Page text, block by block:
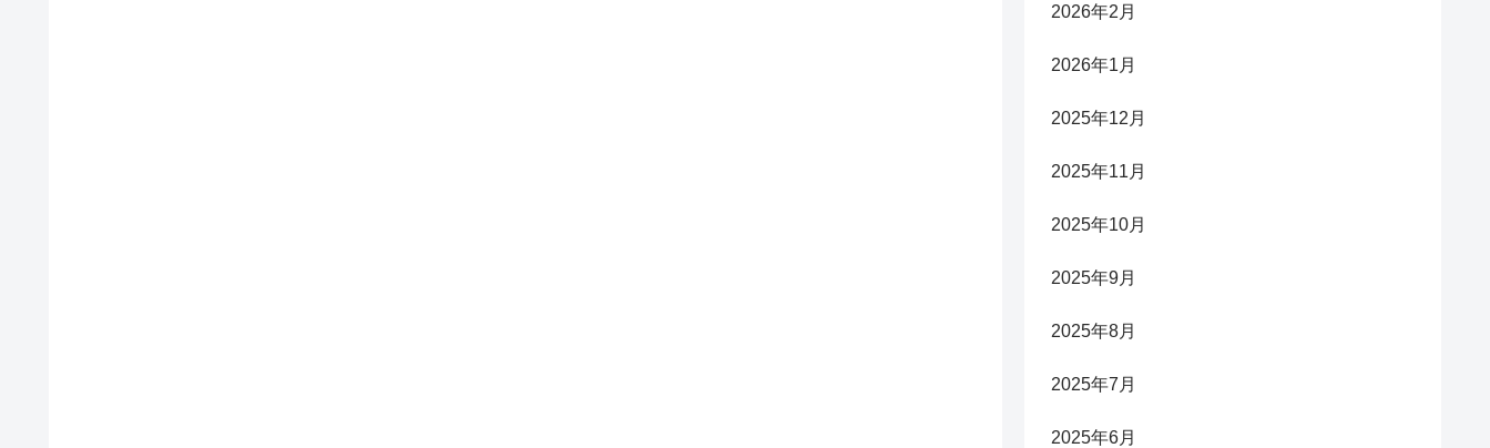
2026年2月
2026年1月
2025年12月
2025年11月
2025年10月
2025年9月
2025年8月
2025年7月
2025年6月